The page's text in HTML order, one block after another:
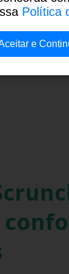
Política
e